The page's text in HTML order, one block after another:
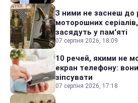
З ними не заснеш до
моторошних
засядуть у пам'яті
07 серпня 2026, 18:09
10 речей, якими не
екран телефону:
зіпсувати
07 серпня 2026, 17:18